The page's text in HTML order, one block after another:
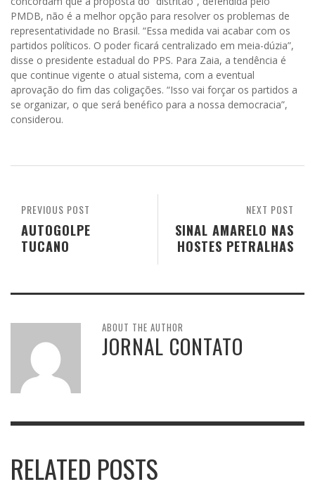
PMDB, não é a melhor opção para resolver os problemas de
representatividade no Brasil. “Essa medida vai acabar com os
partidos políticos. O poder ficará centralizado em meia-dúzia”,
disse o presidente estadual do PPS. Para Zaia, a tendência é
que continue vigente o atual sistema, com a eventual
aprovação do fim das coligações. “Isso vai forçar os partidos a
se organizar, o que será benéfico para a nossa democracia”,
considerou.
NEXT POST
SINAL AMARELO NAS
HOSTES PETRALHAS
PREVIOUS POST
AUTOGOLPE
TUCANO
ABOUT THE AUTHOR
JORNAL CONTATO
RELATED POSTS